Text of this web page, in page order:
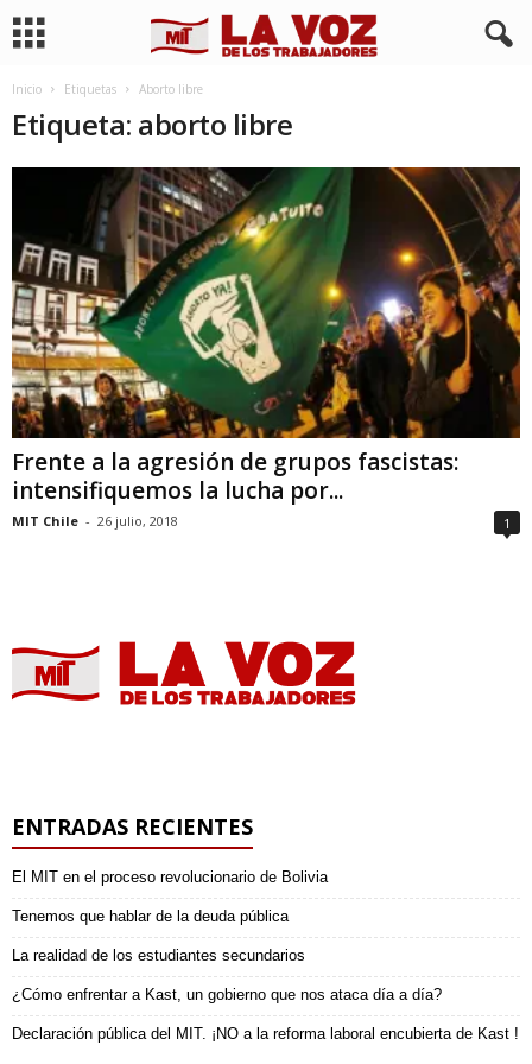
Inicio Etiquetas Aborto libre
Etiqueta: aborto libre
Frente a la agresión de grupos fascistas:
intensifiquemos la lucha por...
MIT Chile - 26 julio, 2018 1
ENTRADAS RECIENTES
El MIT en el proceso revolucionario de Bolivia
Tenemos que hablar de la deuda pública
La realidad de los estudiantes secundarios
¿Cómo enfrentar a Kast, un gobierno que nos ataca día a día?
Declaración pública del MIT. ¡NO a la reforma laboral encubierta de Kast !